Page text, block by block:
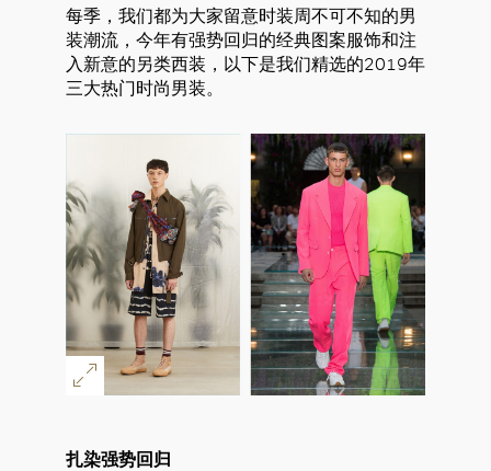
每季，我们都为大家留意时装周不可不知的男
装潮流，今年有强势回归的经典图案服饰和注
入新意的另类西装，以下是我们精选的2019年
三大热门时尚男装。
扎染强势回归